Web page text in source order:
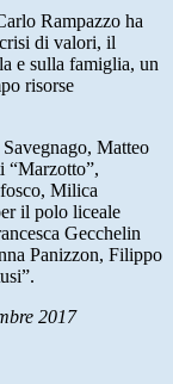
Rampazzo ha
di valori, il
e sulla famiglia, un
risorse
Matteo
“Marzotto”,
Milica
il polo liceale
Gecchelin
Panizzon, Filippo
2017